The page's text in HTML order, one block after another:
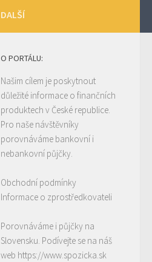
DALŠÍ
O PORTÁLU:
Našim cílem je poskytnout
důležité informace o finančních
produktech v České republice.
Pro naše návštěvníky
porovnáváme bankovní i
nebankovní půjčky.
Obchodní podmínky
Informace o zprostředkovateli
Porovnáváme i půjčky na
Slovensku. Podívejte se na náš
web https://www.spozicka.sk